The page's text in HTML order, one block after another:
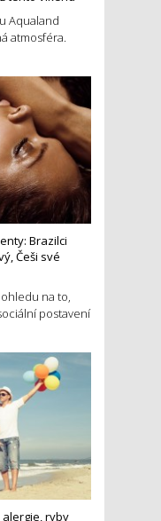
Aqualand
atmosféra.
Brazilci
Češi své
na to,
postavení
ryby